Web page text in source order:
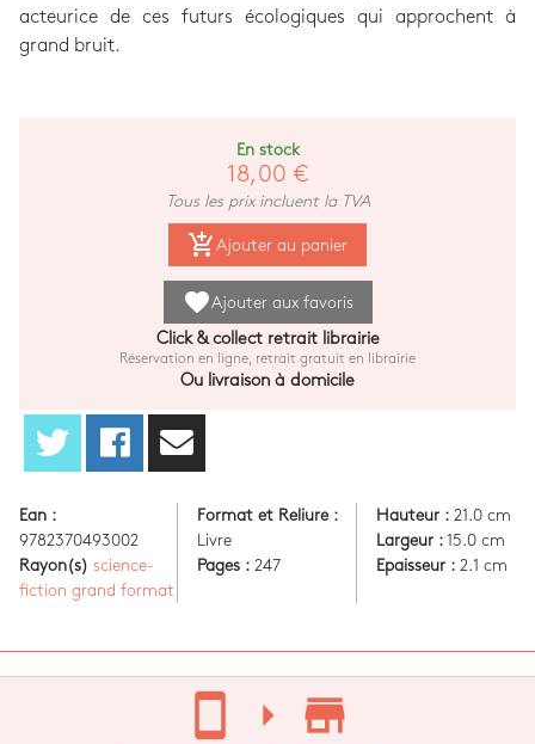
acteurice de ces futurs écologiques qui approchent à
grand bruit.
En stock
18,00 €
Tous les prix incluent la TVA
add_shopping_cart Ajouter au panier
favorite Ajouter aux favoris
Click & collect retrait librairie
Réservation en ligne, retrait gratuit en librairie
Ou livraison à domicile
Ean :
9782370493002
Rayon(s) science-
fiction grand format
Format et Reliure :
Livre
Pages : 247
Hauteur :21.0 cm
Largeur :15.0 cm
Epaisseur :2.1 cm
stay_current_portrait arrow_right store_mall_directory